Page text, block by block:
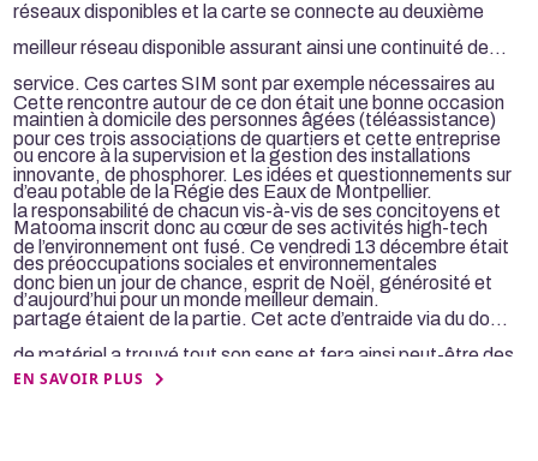
réseaux disponibles et la carte se connecte au deuxième
meilleur réseau disponible assurant ainsi une continuité de
service. Ces cartes SIM sont par exemple nécessaires au
maintien à domicile des personnes âgées (téléassistance)
ou encore à la supervision et la gestion des installations
d’eau potable de la Régie des Eaux de Montpellier.
Matooma inscrit donc au cœur de ses activités high-tech
des préoccupations sociales et environnementales
d’aujourd’hui pour un monde meilleur demain.
Cette rencontre autour de ce don était une bonne occasion
pour ces trois associations de quartiers et cette entreprise
innovante, de phosphorer. Les idées et questionnements sur
la responsabilité de chacun vis-à-vis de ses concitoyens et
de l’environnement ont fusé. Ce vendredi 13 décembre était
donc bien un jour de chance, esprit de Noël, générosité et
partage étaient de la partie. Cet acte d’entraide via du don
de matériel a trouvé tout son sens et fera ainsi peut-être des
émules, qui sait ?
EN SAVOIR PLUS